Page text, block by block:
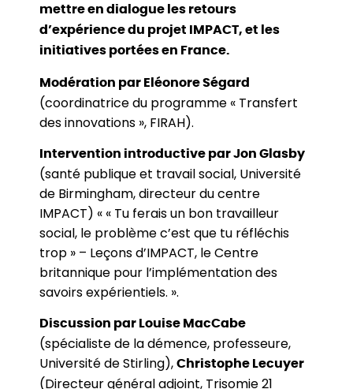
mettre en dialogue les retours
d’expérience du projet IMPACT, et les
initiatives portées en France.
Modération par Eléonore Ségard
(coordinatrice du programme « Transfert
des innovations », FIRAH).
Intervention introductive par Jon Glasby
(santé publique et travail social, Université
de Birmingham, directeur du centre
IMPACT) « « Tu ferais un bon travailleur
social, le problème c’est que tu réfléchis
trop » – Leçons d’IMPACT, le Centre
britannique pour l’implémentation des
savoirs expérientiels. ».
Discussion par Louise MacCabe
(spécialiste de la démence, professeure,
Université de Stirling), Christophe Lecuyer
(Directeur général adjoint, Trisomie 21